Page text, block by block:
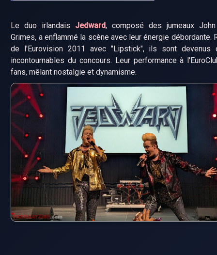
Le duo irlandais Jedward, composé des jumeaux
Grimes, a enflammé la scène avec leur énergie débordante.
de l'Eurovision 2011 avec "Lipstick", ils sont devenus
incontournables du concours. Leur performance à
fans, mêlant nostalgie et dynamisme.